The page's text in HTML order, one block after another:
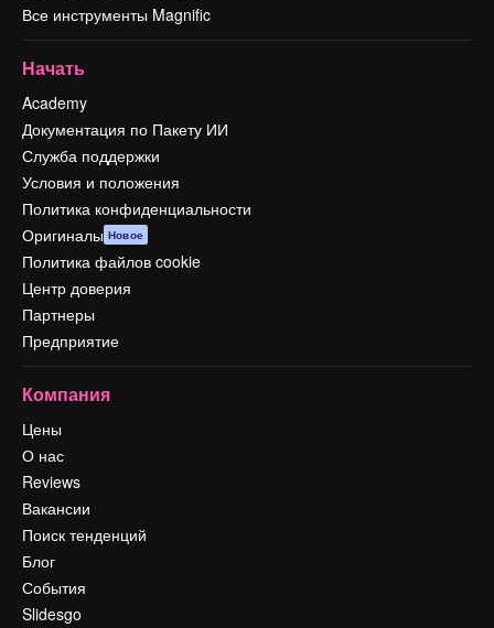
Все инструменты Magnific
Начать
Academy
Документация по Пакету ИИ
Служба поддержки
Условия и положения
Политика конфиденциальности
Оригиналы Новое
Политика файлов cookie
Центр доверия
Партнеры
Предприятие
Компания
Цены
О нас
Reviews
Вакансии
Поиск тенденций
Блог
События
Slidesgo